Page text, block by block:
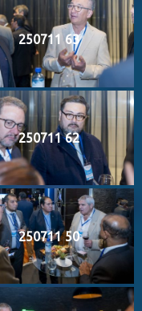
250711 63
250711 62
250711 50